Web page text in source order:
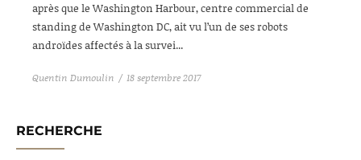
après que le Washington Harbour, centre commercial de
standing de Washington DC, ait vu l’un de ses robots
androïdes affectés à la survei...
Quentin Dumoulin 18 septembre 2017
RECHERCHE